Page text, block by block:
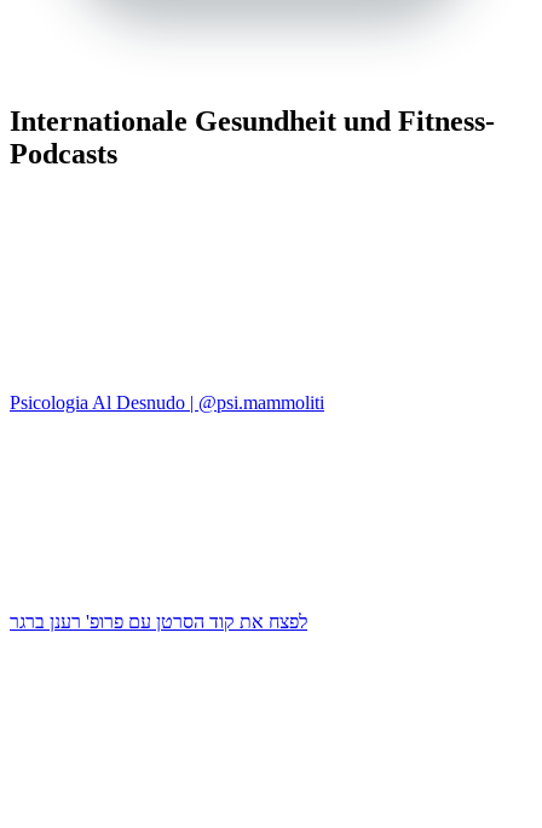
Internationale Gesundheit und Fitness-
Podcasts
Psicologia Al Desnudo | @psi.mammoliti
לפצח את קוד הסרטן עם פרופ' רענן ברגר